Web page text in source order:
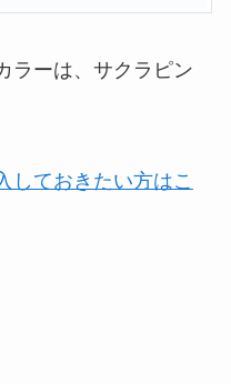
ラーは、サクラピン
しておきたい方はこ